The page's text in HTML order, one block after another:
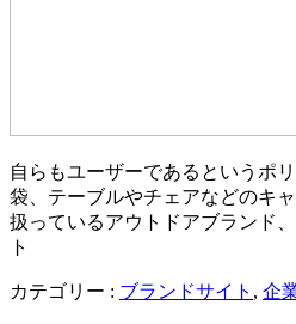
自らもユーザーであるというポ
袋、テーブルやチェアなどのキ
扱っているアウトドアブランド
ト
カテゴリー : ブランドサイト , 企